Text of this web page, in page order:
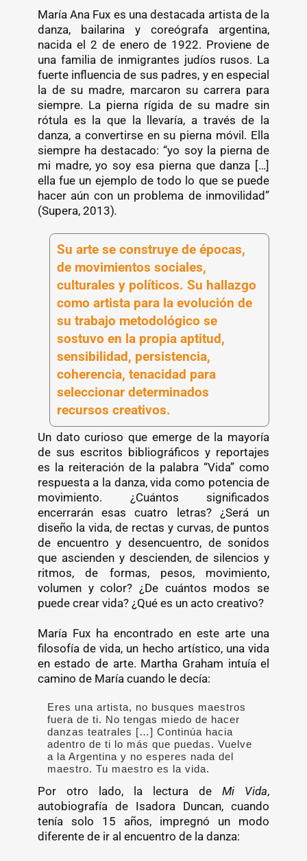
María Ana Fux es una destacada artista de la
danza, bailarina y coreógrafa argentina,
nacida el 2 de enero de 1922. Proviene de
una familia de inmigrantes judíos rusos. La
fuerte influencia de sus padres, y en especial
la de su madre, marcaron su carrera para
siempre. La pierna rígida de su madre sin
rótula es la que la llevaría, a través de la
danza, a convertirse en su pierna móvil. Ella
siempre ha destacado: “yo soy la pierna de
mi madre, yo soy esa pierna que danza […]
ella fue un ejemplo de todo lo que se puede
hacer aún con un problema de inmovilidad”
(Supera, 2013).
Su arte se construye de épocas,
de movimientos sociales,
culturales y políticos. Su hallazgo
como artista para la evolución de
su trabajo metodológico se
sostuvo en la propia aptitud,
sensibilidad, persistencia,
coherencia, tenacidad para
seleccionar determinados
recursos creativos.
Un dato curioso que emerge de la mayoría
de sus escritos bibliográficos y reportajes
es la reiteración de la palabra “Vida” como
respuesta a la danza, vida como potencia de
movimiento. ¿Cuántos significados
encerrarán esas cuatro letras? ¿Será un
diseño la vida, de rectas y curvas, de puntos
de encuentro y desencuentro, de sonidos
que ascienden y descienden, de silencios y
ritmos, de formas, pesos, movimiento,
volumen y color? ¿De cuántos modos se
puede crear vida? ¿Qué es un acto creativo?
María Fux ha encontrado en este arte una
filosofía de vida, un hecho artístico, una vida
en estado de arte. Martha Graham intuía el
camino de María cuando le decía:
Eres una artista, no busques maestros
fuera de ti. No tengas miedo de hacer
danzas teatrales […] Continúa hacia
adentro de ti lo más que puedas. Vuelve
a la Argentina y no esperes nada del
maestro. Tu maestro es la vida.
Por otro lado, la lectura deMi Vida,
autobiografía de Isadora Duncan, cuando
tenía solo 15 años, impregnó un modo
diferente de ir al encuentro de la danza: